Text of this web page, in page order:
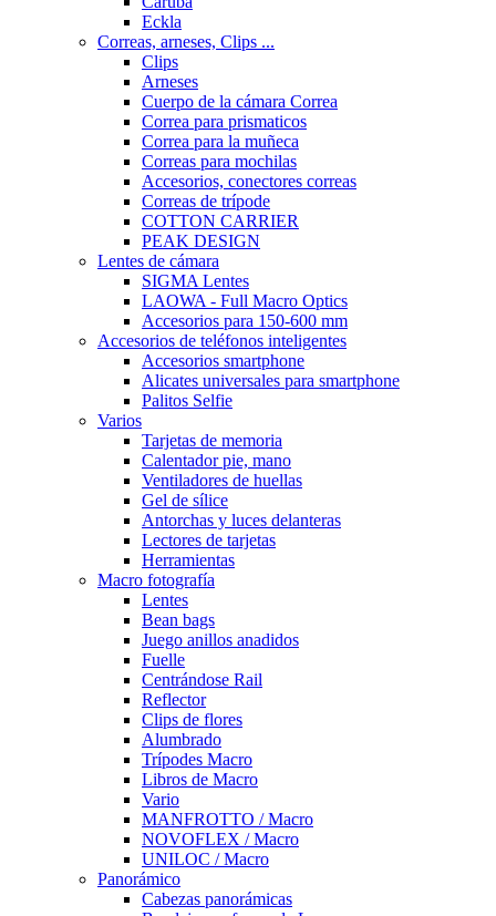
Eckla
Correas, arneses, Clips ...
Clips
Arneses
Cuerpo de la cámara Correa
Correa para prismaticos
Correa para la muñeca
Correas para mochilas
Accesorios, conectores correas
Correas de trípode
COTTON CARRIER
PEAK DESIGN
Lentes de cámara
SIGMA Lentes
LAOWA - Full Macro Optics
Accesorios para 150-600 mm
Accesorios de teléfonos inteligentes
Accesorios smartphone
Alicates universales para smartphone
Palitos Selfie
Varios
Tarjetas de memoria
Calentador pie, mano
Ventiladores de huellas
Gel de sílice
Antorchas y luces delanteras
Lectores de tarjetas
Herramientas
Macro fotografía
Lentes
Bean bags
Juego anillos anadidos
Fuelle
Centrándose Rail
Reflector
Clips de flores
Alumbrado
Trípodes Macro
Libros de Macro
Vario
MANFROTTO / Macro
NOVOFLEX / Macro
UNILOC / Macro
Panorámico
Cabezas panorámicas